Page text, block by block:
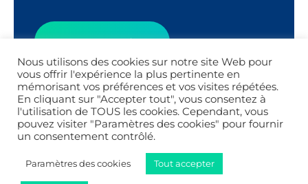
Contactez-Moi
Appel Découverte
Nous utilisons des cookies sur notre site Web pour
vous offrir l'expérience la plus pertinente en
mémorisant vos préférences et vos visites répétées.
En cliquant sur "Accepter tout", vous consentez à
l'utilisation de TOUS les cookies. Cependant, vous
pouvez visiter "Paramètres des cookies" pour fournir
un consentement contrôlé.
Paramètres des cookies Tout accepter